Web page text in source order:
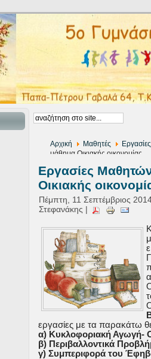
Αρχική Μαθητές
μάθημα Οικιακής οικονομίας
Εργασίες
Οικιακής
Πέμπτη, 11 Σεπτέμβριος
Στεφανάκης |
εργασίες με τα παρακάτω
α) Κυκλοφοριακή Αγωγή-
β) Περιβαλλοντικά
γ) Συμπεριφορά του